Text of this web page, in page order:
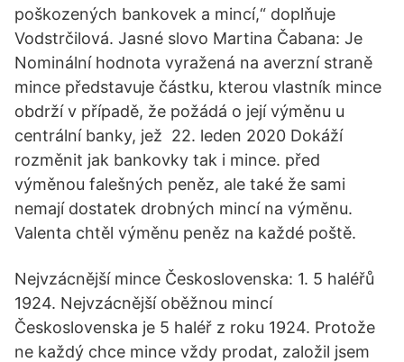
poškozených bankovek a mincí,“ doplňuje
Vodstrčilová. Jasné slovo Martina Čabana: Je
Nominální hodnota vyražená na averzní straně
mince představuje částku, kterou vlastník mince
obdrží v případě, že požádá o její výměnu u
centrální banky, jež 22. leden 2020 Dokáží
rozměnit jak bankovky tak i mince. před
výměnou falešných peněz, ale také že sami
nemají dostatek drobných mincí na výměnu.
Valenta chtěl výměnu peněz na každé poště.
Nejvzácnější mince Československa: 1. 5 haléřů
1924. Nejvzácnější oběžnou mincí
Československa je 5 haléř z roku 1924. Protože
ne každý chce mince vždy prodat, založil jsem